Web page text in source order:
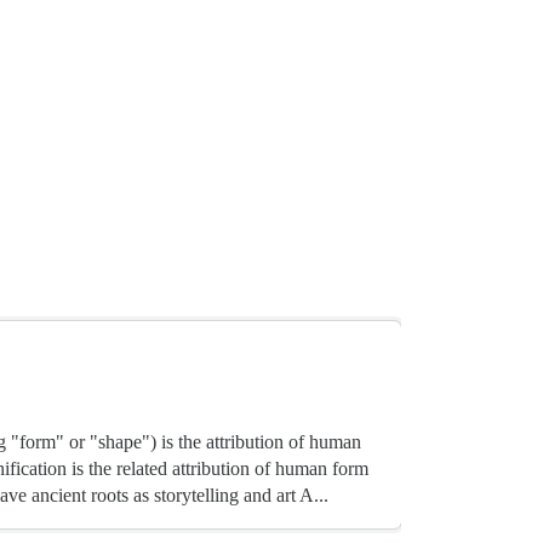
or "shape") is the attribution of human
is the related attribution of human form
ancient roots as storytelling and art A...